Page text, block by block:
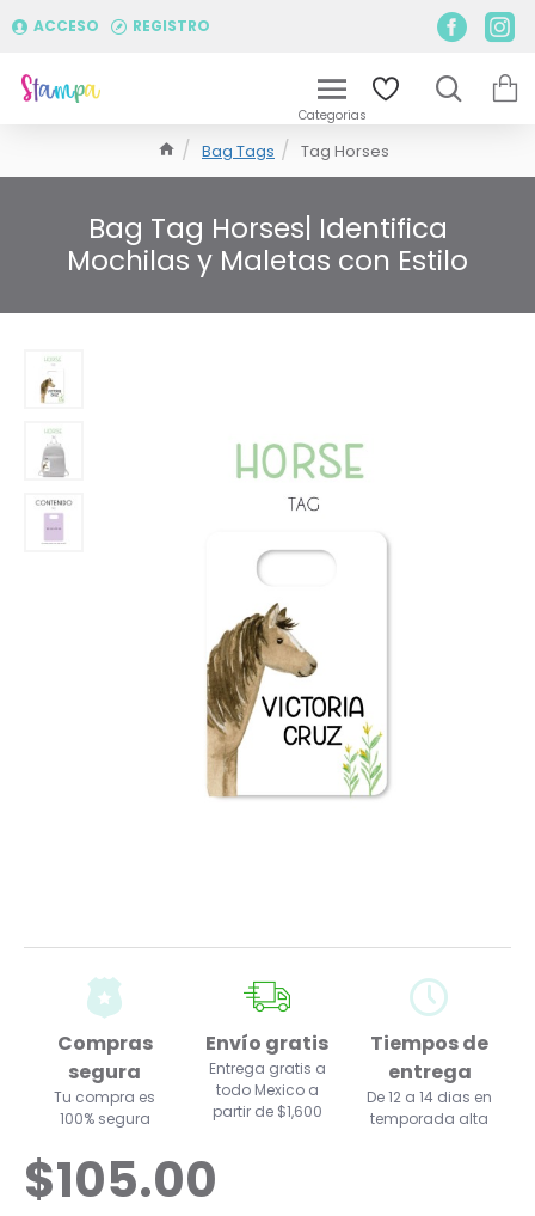
ACCESO REGISTRO
Bag Tags Tag Horses
Bag Tag Horses| Identifica
Mochilas y Maletas con Estilo
Compras
segura
Tu compra es
100% segura
Envío gratis
Entrega gratis a
todo Mexico a
partir de $1,600
Tiempos de
entrega
De 12 a 14 dias en
temporada alta
$105.00